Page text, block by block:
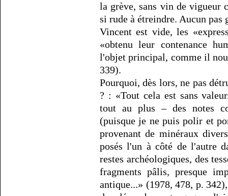
la grève, sans vin de vigueur
si rude à étreindre. Aucun pas
Vincent est vide, les
«obtenu leur contenance
l'objet principal, comme il
339).
Pourquoi, dès lors, ne pas
? : «Tout cela est sans
tout au plus – des notes
(puisque je ne puis polir et
provenant de minéraux
posés l'un à côté de l'autre
restes archéologiques, des
fragments pâlis, presque
antique...» (1978, 478, p.